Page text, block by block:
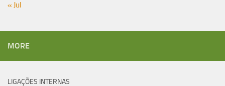
« Jul
MORE
LIGAÇÕES INTERNAS